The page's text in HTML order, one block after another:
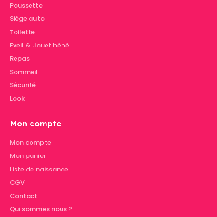
Poussette
Siège auto
Toilette
Eveil & Jouet bébé
Repas
Sommeil
Sécurité
Look
Mon compte
Mon compte
Mon panier
Liste de naissance
CGV
Contact
Qui sommes nous ?